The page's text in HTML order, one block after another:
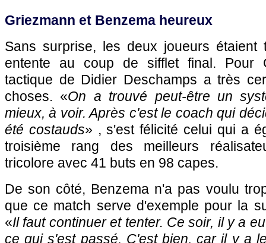
Griezmann et Benzema heureux
Sans surprise, les deux joueurs étaient
entente au coup de sifflet final. Pour
tactique de Didier Deschamps a très
choses. «On a trouvé peut-être un
mieux, à voir. Après c'est le coach qui
été costauds» , s'est félicité celui qui a
troisième rang des meilleurs
tricolore avec 41 buts en 98 capes.
De son côté, Benzema n'a pas voulu
que ce match serve d'exemple pour la
«Il faut continuer et tenter. Ce soir, il y a
ce qui s'est passé. C'est bien, car il y a